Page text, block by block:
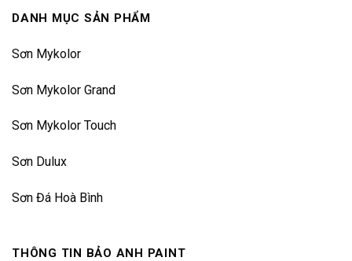
DANH MỤC SẢN PHẨM
Sơn Mykolor
Sơn Mykolor Grand
Sơn Mykolor Touch
Sơn Dulux
Sơn Đá Hoà Bình
THÔNG TIN BẢO ANH PAINT